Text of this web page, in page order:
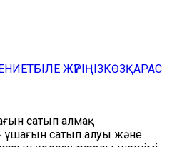
БІЛЕ ЖҮРІҢІЗКӨЗҚАРАС
сатып алмақ
ұшағын сатып алуы және